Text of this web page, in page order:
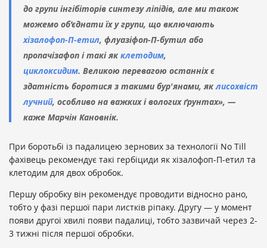
до групи інгібіторів синтезу ліпідів, але ми також
можемо об’єднати їх у групи, що включають
хізалофоп-П-етил, флуазіфоп-П-бутил або
пропачізафоп і такі якклетодим,
циклоксидим. Великою перевагою останніх є
здатність боротися з такими бур'янами, яклисохвіст
лучний, особливо на важких і вологих ґрунтах», —
каже Марчін Кановнік.
При боротьбі із падалицею зернових за технології No Till
фахівець рекомендує такі гербіциди як хізалофоп-П-етил та
клетодим для двох обробок.
Першу обробку він рекомендує проводити відносно рано,
тобто у фазі першої пари листків ріпаку. Другу — у момент
появи другої хвилі появи падалиці, тобто зазвичай через 2-
3 тижні після першої обробки.